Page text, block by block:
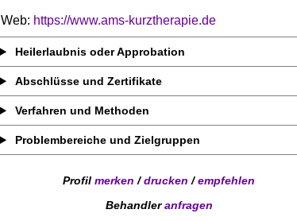
Web: https://www.ams-kurztherapie.de
Heilerlaubnis oder Approbation
Abschlüsse und Zertifikate
Verfahren und Methoden
Problembereiche und Zielgruppen
Profil merken /drucken /empfehlen
Behandleranfragen